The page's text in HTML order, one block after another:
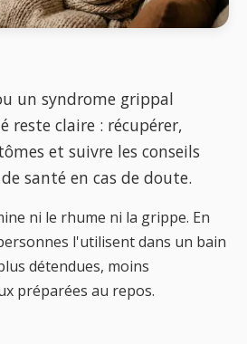
un syndrome grippal
reste claire : récupérer,
et suivre les conseils
santé en cas de doute.
ni le rhume ni la grippe. En
l'utilisent dans un bain
détendues, moins
préparées au repos.